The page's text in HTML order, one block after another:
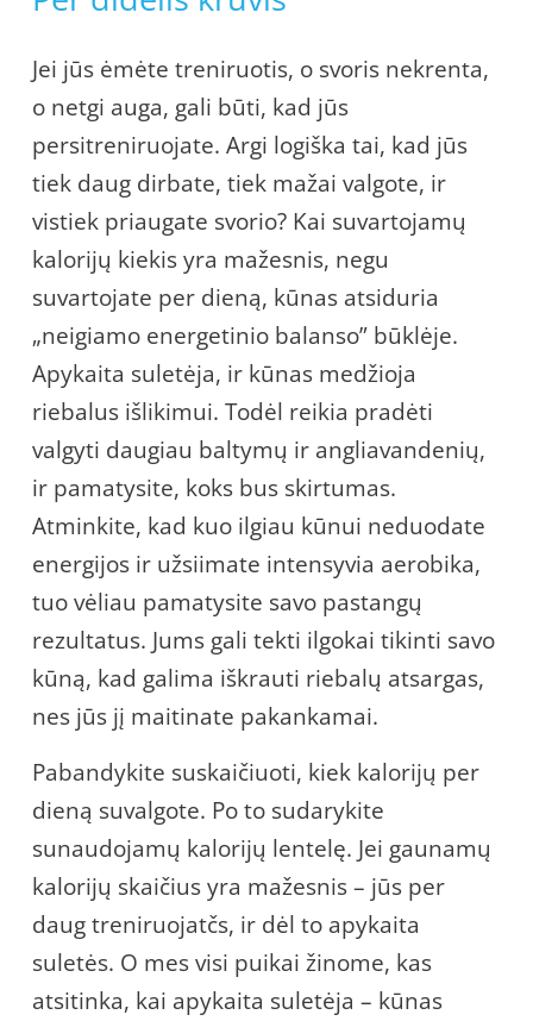
Jei jūs ėmėte treniruotis, o svoris nekrenta,
o netgi auga, gali būti, kad jūs
persitreniruojate. Argi logiška tai, kad jūs
tiek daug dirbate, tiek mažai valgote, ir
vistiek priaugate svorio? Kai suvartojamų
kalorijų kiekis yra mažesnis, negu
suvartojate per dieną, kūnas atsiduria
„neigiamo energetinio balanso” būklėje.
Apykaita suletėja, ir kūnas medžioja
riebalus išlikimui. Todėl reikia pradėti
valgyti daugiau baltymų ir angliavandenių,
ir pamatysite, koks bus skirtumas.
Atminkite, kad kuo ilgiau kūnui neduodate
energijos ir užsiimate intensyvia aerobika,
tuo vėliau pamatysite savo pastangų
rezultatus. Jums gali tekti ilgokai tikinti savo
kūną, kad galima iškrauti riebalų atsargas,
nes jūs jį maitinate pakankamai.
Pabandykite suskaičiuoti, kiek kalorijų per
dieną suvalgote. Po to sudarykite
sunaudojamų kalorijų lentelę. Jei gaunamų
kalorijų skaičius yra mažesnis – jūs per
daug treniruojatčs, ir dėl to apykaita
suletės. O mes visi puikai žinome, kas
atsitinka, kai apykaita suletėja – kūnas